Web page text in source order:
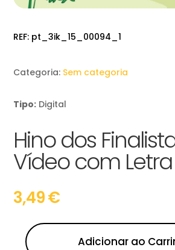
REF: pt_3ik_15_00094_1
Categoria: Sem categoria
Tipo: Digital
Hino dos
Vídeo com Letra
3,49€
Adicionar ao